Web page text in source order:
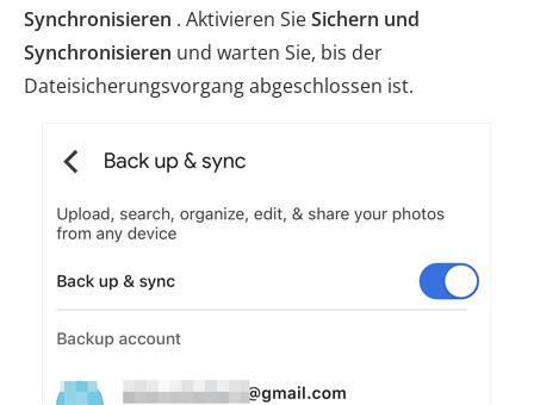
Synchronisieren . Aktivieren SieSichern und
Synchronisieren und warten Sie, bis der
Dateisicherungsvorgang abgeschlossen ist.